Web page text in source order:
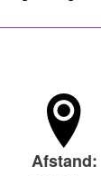
Afstand: